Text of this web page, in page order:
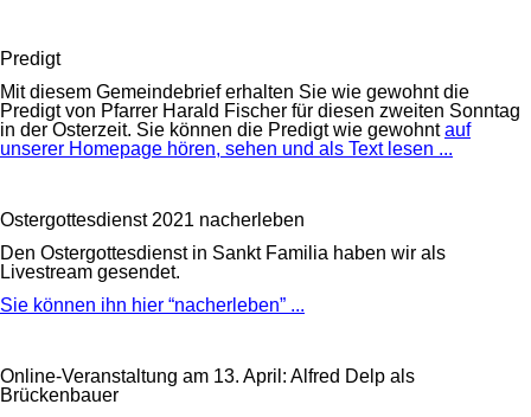
Predigt
Mit diesem Gemeindebrief erhalten Sie wie gewohnt die
Predigt von Pfarrer Harald Fischer für diesen zweiten Sonntag
in der Osterzeit. Sie können die Predigt wie gewohntauf
unserer Homepage hören, sehen und als Text lesen ...
Ostergottesdienst 2021 nacherleben
Den Ostergottesdienst in Sankt Familia haben wir als
Livestream gesendet.
Sie können ihn hier “nacherleben” ...
Online-Veranstaltung am 13. April: Alfred Delp als
Brückenbauer